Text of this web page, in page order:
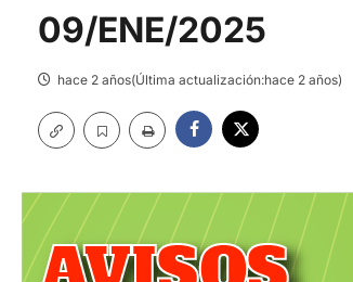
09/ENE/2025
hace 2 años(Última actualización:hace 2 años)